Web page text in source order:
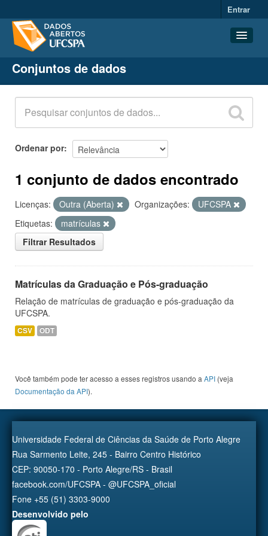
Entrar
Conjuntos de dados
Organizações
Grupos
Sobre
Conjuntos de dados
Ordenar por
1 conjunto de dados encontrado
Licenças: Outra (Aberta) Organizações:
UFCSPA
Etiquetas:
matrículas
Filtrar Resultados
Matrículas da Graduação e Pós-graduação
Relação de matrículas de graduação e pós-graduação da
UFCSPA.
CSV ODT
Você também pode ter acesso a esses registros usando a API (veja
Documentação da API).
Universidade Federal de Ciências da Saúde de Porto Alegre
Rua Sarmento Leite, 245 - Bairro Centro Histórico
CEP: 90050-170 - Porto Alegre/RS - Brasil
facebook.com/UFCSPA - @UFCSPA_oficial
Fone +55 (51) 3303-9000
Desenvolvido pelo